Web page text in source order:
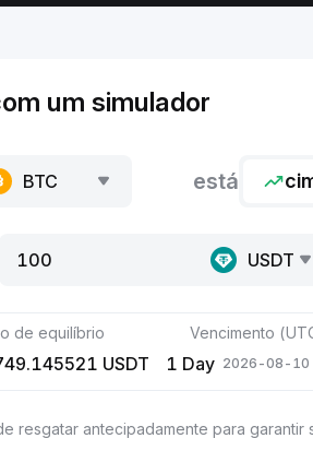
um simulador
BTC está
100 USDT
de equilíbrio Vencimento
USDT 1 Day 2026-08-10
resgatar antecipadamente para garantir